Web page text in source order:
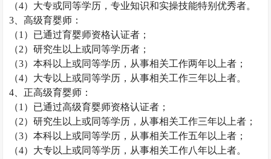
（4）大专或同等学历，专业知识和实操技能特别优秀者。
3 、高级育婴师：
（1 ）已通过育婴师资格认证者；
（2）研究生以上或同等学历者；
（3）本科以上或同等学历，从事相关工作两年以上者；
（4）大专以上或同等学历，从事相关工作三年以上者。
4 、正高级育婴师：
（1 ）已通过高级育婴师资格认证者；
（2）研究生以上或同等学历，从事相关工作三年以上者；
（3）本科以上或同等学历，从事相关工作五年以上者；
（4）大专以上或同等学历，从事相关工作八年以上者。